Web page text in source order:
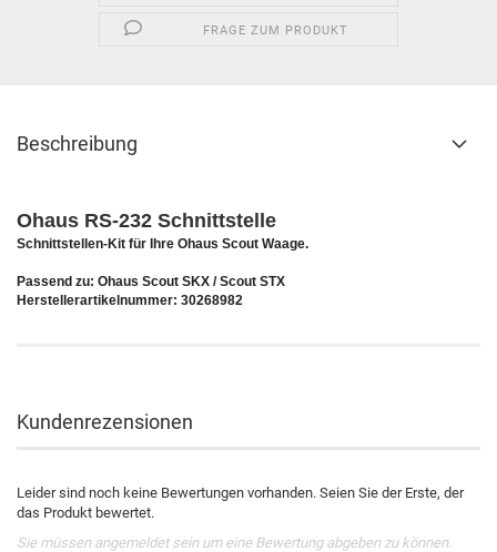
FRAGE ZUM PRODUKT
Beschreibung
Ohaus RS-232 Schnittstelle
Schnittstellen-Kit für Ihre Ohaus Scout Waage.
Passend zu: Ohaus Scout SKX / Scout STX
Herstellerartikelnummer: 30268982
Kundenrezensionen
Leider sind noch keine Bewertungen vorhanden. Seien Sie der Erste, der
das Produkt bewertet.
Sie müssen angemeldet sein um eine Bewertung abgeben zu können.